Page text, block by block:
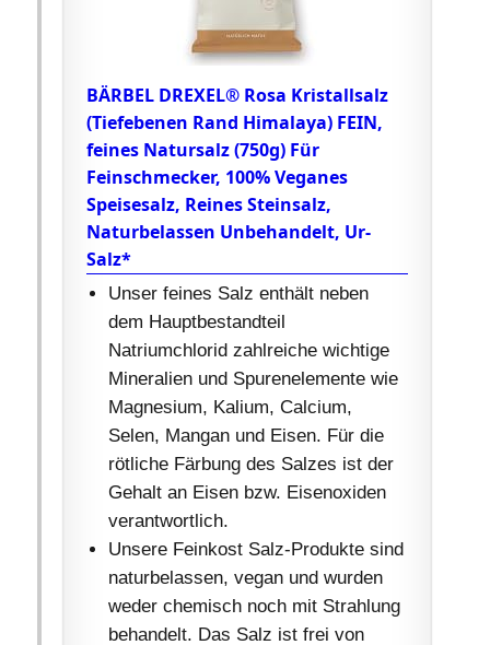
BÄRBEL DREXEL® Rosa Kristallsalz
(Tiefebenen Rand Himalaya) FEIN,
feines Natursalz (750g) Für
Feinschmecker, 100% Veganes
Speisesalz, Reines Steinsalz,
Naturbelassen Unbehandelt, Ur-
Salz*
Unser feines Salz enthält neben
dem Hauptbestandteil
Natriumchlorid zahlreiche wichtige
Mineralien und Spurenelemente wie
Magnesium, Kalium, Calcium,
Selen, Mangan und Eisen. Für die
rötliche Färbung des Salzes ist der
Gehalt an Eisen bzw. Eisenoxiden
verantwortlich.
Unsere Feinkost Salz-Produkte sind
naturbelassen, vegan und wurden
weder chemisch noch mit Strahlung
behandelt. Das Salz ist frei von